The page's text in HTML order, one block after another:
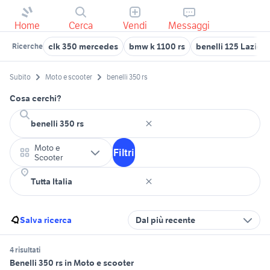
Home Cerca Vendi Messaggi
Ricerche clk 350 mercedes bmw k 1100 rs benelli 125 Lazio
Subito Moto e scooter benelli 350 rs
Cosa cerchi?
Moto e
Scooter
Filtri
Salva ricerca Dal più recente
4 risultati
Benelli 350 rs in Moto e scooter